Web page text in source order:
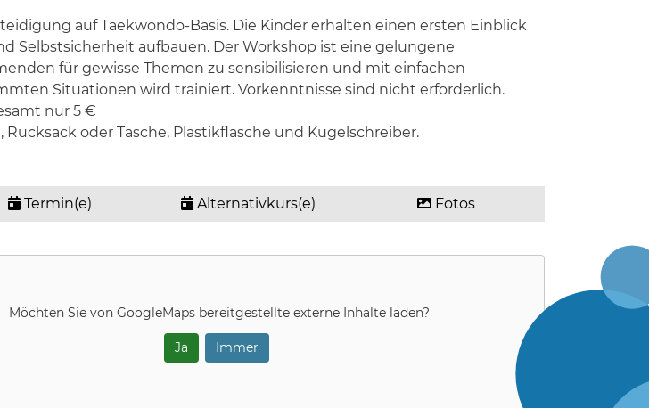
auf Taekwondo-Basis. Die Kinder erhalten einen ersten Einblick
Selbstsicherheit aufbauen. Der Workshop ist eine gelungene
für gewisse Themen zu sensibilisieren und mit einfachen
Situationen wird trainiert. Vorkenntnisse sind nicht erforderlich.
nur 5 €
oder Tasche, Plastikflasche und Kugelschreiber.
Termin(e) Alternativkurs(e) Fotos
Möchten Sie von GoogleMaps bereitgestellte externe Inhalte laden?
Ja Immer